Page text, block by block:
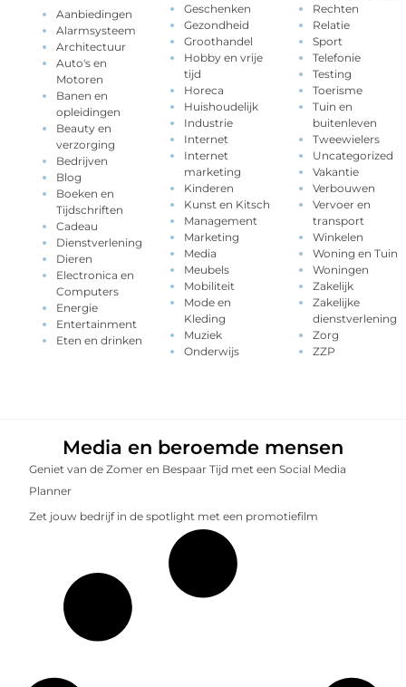
Aanbiedingen
Alarmsysteem
Architectuur
Auto's en
Motoren
Banen en
opleidingen
Beauty en
verzorging
Bedrijven
Blog
Boeken en
Tijdschriften
Cadeau
Dienstverlening
Dieren
Electronica en
Computers
Energie
Entertainment
Eten en drinken
Geschenken
Gezondheid
Groothandel
Hobby en vrije
tijd
Horeca
Huishoudelijk
Industrie
Internet
Internet
marketing
Kinderen
Kunst en Kitsch
Management
Marketing
Media
Meubels
Mobiliteit
Mode en
Kleding
Muziek
Onderwijs
Rechten
Relatie
Sport
Telefonie
Testing
Toerisme
Tuin en
buitenleven
Tweewielers
Uncategorized
Vakantie
Verbouwen
Vervoer en
transport
Winkelen
Woning en Tuin
Woningen
Zakelijk
Zakelijke
dienstverlening
Zorg
ZZP
Media en beroemde mensen
Geniet van de Zomer en Bespaar Tijd met een Social Media
Planner
Zet jouw bedrijf in de spotlight met een promotiefilm